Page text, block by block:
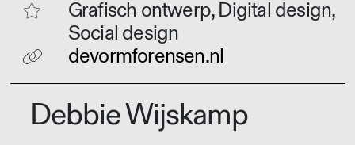
Grafisch ontwerp, Digital design,
Social design
devormforensen.nl
Debbie Wijskamp